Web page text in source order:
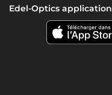
Edel-Optics application